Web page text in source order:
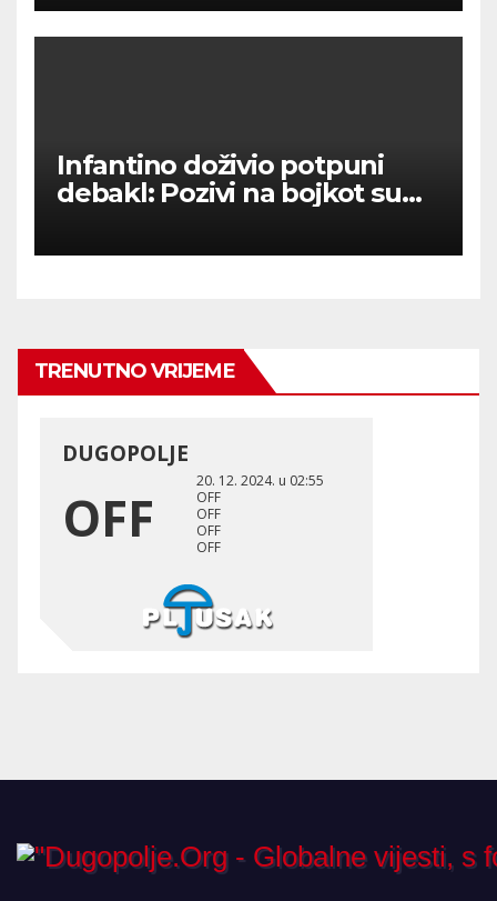
Infantino doživio potpuni
debakl: Pozivi na bojkot su
dionica SP-a!
TRENUTNO VRIJEME